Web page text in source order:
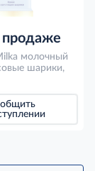
продаже
молочный
шарики,